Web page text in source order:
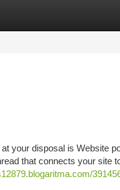
your disposal is Website
that connects your site